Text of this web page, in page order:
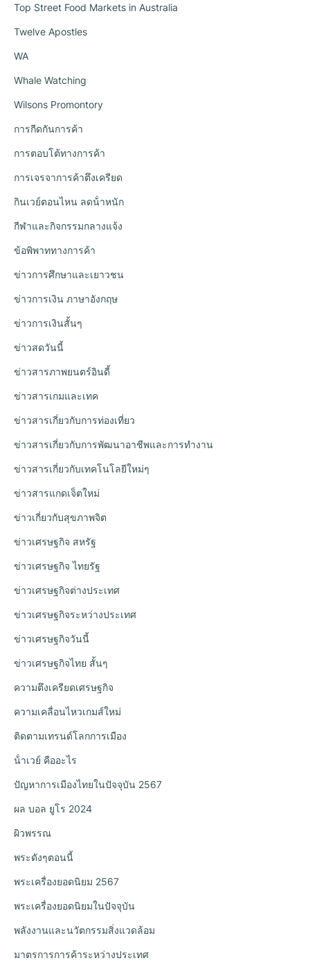
Top Street Food Markets in Australia
Twelve Apostles
WA
Whale Watching
Wilsons Promontory
การกีดกันการค้า
การตอบโต้ทางการค้า
การเจรจาการค้าตึงเครียด
กินเวย์ตอนไหน ลดน้ําหนัก
กีฬาและกิจกรรมกลางแจ้ง
ข้อพิพาททางการค้า
ข่าวการศึกษาและเยาวชน
ข่าวการเงิน ภาษาอังกฤษ
ข่าวการเงินสั้นๆ
ข่าวสดวันนี้
ข่าวสารภาพยนตร์อินดี้
ข่าวสารเกมและเทค
ข่าวสารเกี่ยวกับการท่องเที่ยว
ข่าวสารเกี่ยวกับการพัฒนาอาชีพและการทำงาน
ข่าวสารเกี่ยวกับเทคโนโลยีใหม่ๆ
ข่าวสารแกดเจ็ตใหม่
ข่าวเกี่ยวกับสุขภาพจิต
ข่าวเศรษฐกิจ สหรัฐ
ข่าวเศรษฐกิจ ไทยรัฐ
ข่าวเศรษฐกิจต่างประเทศ
ข่าวเศรษฐกิจระหว่างประเทศ
ข่าวเศรษฐกิจวันนี้
ข่าวเศรษฐกิจไทย สั้นๆ
ความตึงเครียดเศรษฐกิจ
ความเคลื่อนไหวเกมส์ใหม่
ติดตามเทรนด์โลกการเมือง
น้ําเวย์ คืออะไร
ปัญหาการเมืองไทยในปัจจุบัน 2567
ผล บอล ยูโร 2024
ผิวพรรณ
พระดังๆตอนนี้
พระเครื่องยอดนิยม 2567
พระเครื่องยอดนิยมในปัจจุบัน
พลังงานและนวัตกรรมสิ่งแวดล้อม
มาตรการการค้าระหว่างประเทศ